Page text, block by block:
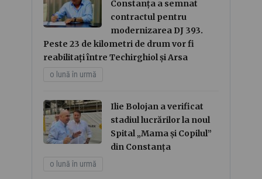
Constanța a semnat
contractul pentru
modernizarea DJ 393.
Peste 23 de kilometri de drum vor fi
reabilitați între Techirghiol și Arsa
o lună în urmă
Ilie Bolojan a verificat
stadiul lucrărilor la noul
Spital „Mama și Copilul”
din Constanța
o lună în urmă